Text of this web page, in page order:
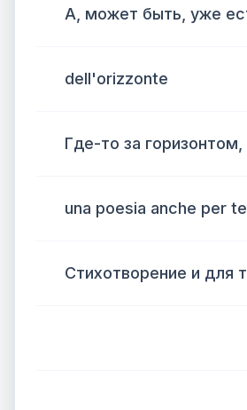
А, может быть, уже
dell'orizzonte
Где-то за горизонтом,
una poesia anche per te
Стихотворение и для